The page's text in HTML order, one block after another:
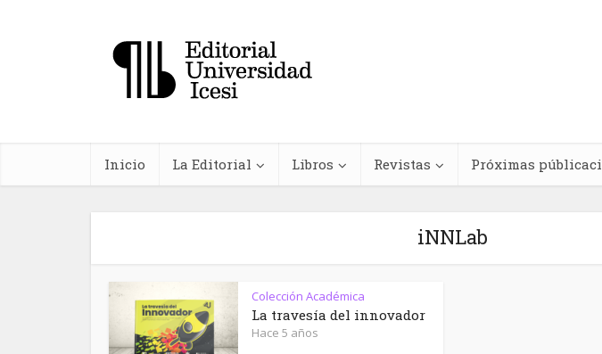
Inicio La Editorial Libros Revistas Próximas
iNNLab
Colección Académica
La travesía del innovador
Hace 5 años
Interacciones